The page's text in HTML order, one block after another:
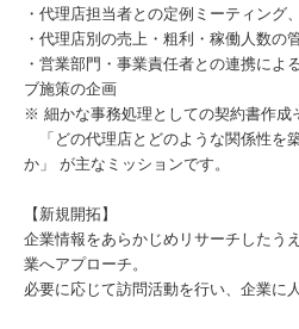
・代理店担当者との定例ミーティング
・代理店別の売上・粗利・稼働人数の
・営業部門・事業責任者との連携によ
ブ施策の企画
※ 細かな事務処理としての契約書作成
「どの代理店とどのような関係性を
か」 が主なミッションです。
【新規開拓】
企業情報をあらかじめリサーチしたう
業へアプローチ。
必要に応じて訪問活動を行い、企業に